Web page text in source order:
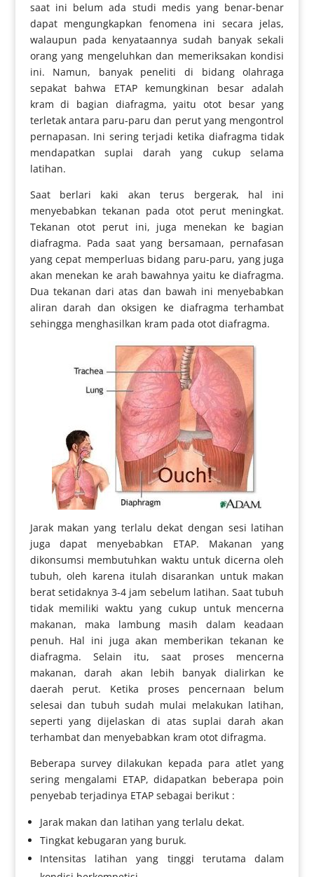
saat ini belum ada studi medis yang benar-benar
dapat mengungkapkan fenomena ini secara jelas,
walaupun pada kenyataannya sudah banyak sekali
orang yang mengeluhkan dan memeriksakan kondisi
ini. Namun, banyak peneliti di bidang olahraga
sepakat bahwa ETAP kemungkinan besar adalah
kram di bagian diafragma, yaitu otot besar yang
terletak antara paru-paru dan perut yang mengontrol
pernapasan. Ini sering terjadi ketika diafragma tidak
mendapatkan suplai darah yang cukup selama
latihan.
Saat berlari kaki akan terus bergerak, hal ini
menyebabkan tekanan pada otot perut meningkat.
Tekanan otot perut ini, juga menekan ke bagian
diafragma. Pada saat yang bersamaan, pernafasan
yang cepat memperluas bidang paru-paru, yang juga
akan menekan ke arah bawahnya yaitu ke diafragma.
Dua tekanan dari atas dan bawah ini menyebabkan
aliran darah dan oksigen ke diafragma terhambat
sehingga menghasilkan kram pada otot diafragma.
Jarak makan yang terlalu dekat dengan sesi latihan
juga dapat menyebabkan ETAP. Makanan yang
dikonsumsi membutuhkan waktu untuk dicerna oleh
tubuh, oleh karena itulah disarankan untuk makan
berat setidaknya 3-4 jam sebelum latihan. Saat tubuh
tidak memiliki waktu yang cukup untuk mencerna
makanan, maka lambung masih dalam keadaan
penuh. Hal ini juga akan memberikan tekanan ke
diafragma. Selain itu, saat proses mencerna
makanan, darah akan lebih banyak dialirkan ke
daerah perut. Ketika proses pencernaan belum
selesai dan tubuh sudah mulai melakukan latihan,
seperti yang dijelaskan di atas suplai darah akan
terhambat dan menyebabkan kram otot difragma.
Beberapa survey dilakukan kepada para atlet yang
sering mengalami ETAP, didapatkan beberapa poin
penyebab terjadinya ETAP sebagai berikut :
Jarak makan dan latihan yang terlalu dekat.
Tingkat kebugaran yang buruk.
Intensitas latihan yang tinggi terutama dalam